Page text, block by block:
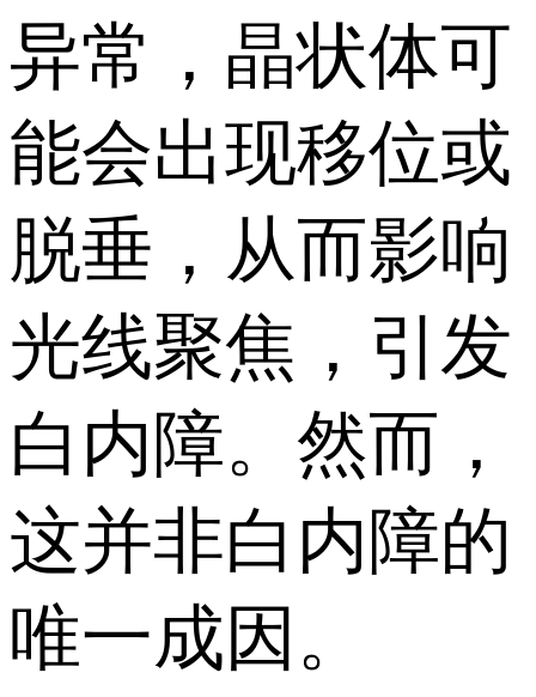
异常，晶状体可
能会出现移位或
脱垂，从而影响
光线聚焦，引发
白内障。然而，
这并非白内障的
唯一成因。